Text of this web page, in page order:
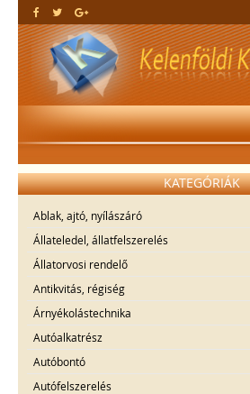
KATEGÓRIÁK
Ablak, ajtó, nyílászáró
Állateledel, állatfelszerelés
Állatorvosi rendelő
Antikvitás, régiség
Árnyékolástechnika
Autóalkatrész
Autóbontó
Autófelszerelés